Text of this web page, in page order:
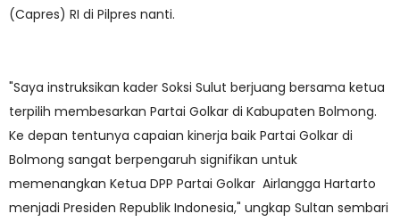
(Capres) RI di Pilpres nanti.
"Saya instruksikan kader Soksi Sulut berjuang bersama ketua
terpilih membesarkan Partai Golkar di Kabupaten Bolmong.
Ke depan tentunya capaian kinerja baik Partai Golkar di
Bolmong sangat berpengaruh signifikan untuk
memenangkan Ketua DPP Partai Golkar Airlangga Hartarto
menjadi Presiden Republik Indonesia," ungkap Sultan sembari